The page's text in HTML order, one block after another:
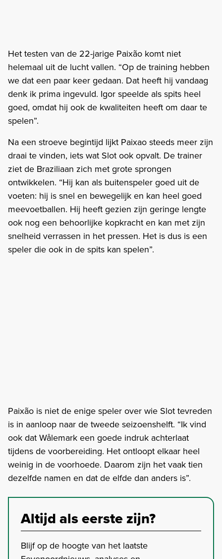
Het testen van de 22-jarige Paixão komt niet
helemaal uit de lucht vallen. “Op de training hebben
we dat een paar keer gedaan. Dat heeft hij vandaag
denk ik prima ingevuld. Igor speelde als spits heel
goed, omdat hij ook de kwaliteiten heeft om daar te
spelen”.
Na een stroeve begintijd lijkt Paixao steeds meer zijn
draai te vinden, iets wat Slot ook opvalt. De trainer
ziet de Braziliaan zich met grote sprongen
ontwikkelen. “Hij kan als buitenspeler goed uit de
voeten: hij is snel en bewegelijk en kan heel goed
meevoetballen. Hij heeft gezien zijn geringe lengte
ook nog een behoorlijke kopkracht en kan met zijn
snelheid verrassen in het pressen. Het is dus is een
speler die ook in de spits kan spelen”.
Paixão is niet de enige speler over wie Slot tevreden
is in aanloop naar de tweede seizoenshelft. “Ik vind
ook dat Wålemark een goede indruk achterlaat
tijdens de voorbereiding. Het ontloopt elkaar heel
weinig in de voorhoede. Daarom zijn het vaak tien
dezelfde namen en dat de elfde dan anders is”.
Altijd als eerste zijn?
Blijf op de hoogte van het laatste